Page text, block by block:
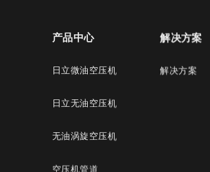
产品中心
日立微油空压机
日立无油空压机
无油涡旋空压机
空压机管道
解决方案
解决方案